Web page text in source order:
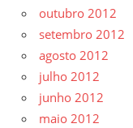
outubro 2012
setembro 2012
agosto 2012
julho 2012
junho 2012
maio 2012